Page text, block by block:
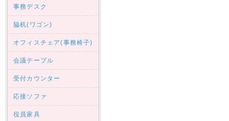
事務デスク
脇机(ワゴン)
オフィスチェア(事務椅子)
会議テーブル
受付カウンター
応接ソファ
役員家具